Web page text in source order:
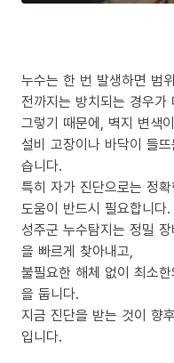
누수는 한 번 발생하면 범
전까지는 방치되는 경우가
그렇기 때문에, 벽지 변색
설비 고장이나 바닥이 들
습니다.
특히 자가 진단으로는 정
도움이 반드시 필요합니다.
성주군 누수탐지는 정밀
을 빠르게 찾아내고,
불필요한 해체 없이 최소
을 둡니다.
지금 진단을 받는 것이 향
입니다.